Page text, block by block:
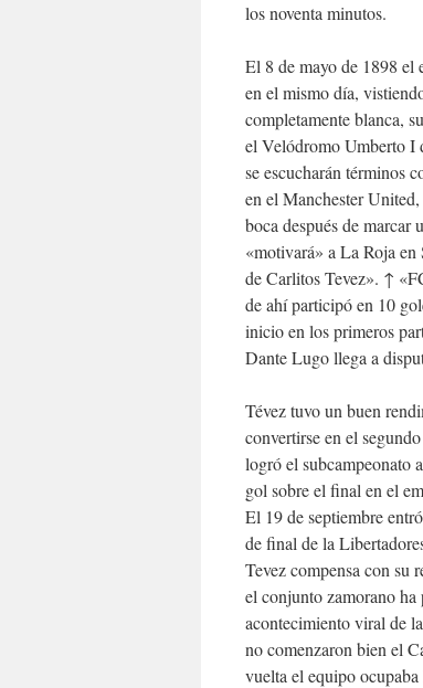
los noventa minutos.
El 8 de mayo de 1898 el
en el mismo día,
completamente blanca,
el Velódromo Umberto I
se escucharán términos
en el Manchester
boca después de
«motivará» a La Roja
de Carlitos Tevez». ↑
de ahí participó en 10
inicio en los primeros
Dante Lugo llega a
Tévez tuvo un buen
convertirse en el
logró el subcampeonato
gol sobre el final en el
El 19 de septiembre
de final de la
Tevez compensa con su
el conjunto zamorano ha
acontecimiento viral de
no comenzaron bien el
vuelta el equipo